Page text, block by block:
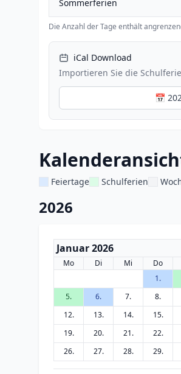
Sommerferien
Die Anzahl der Tage enthält
iCal Download
Importieren Sie die
📅
Feiertage Schulferien
2026
Januar 2026
Mo Di Mi Do
1.
5.
6. 7. 8.
12.
13. 14. 15.
19.
20. 21. 22.
26.
27. 28. 29.